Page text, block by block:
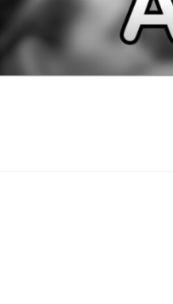
springen